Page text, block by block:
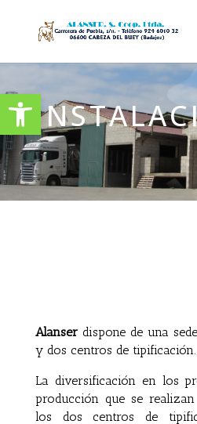
Abrir barra de herramientas
Alanserdispone de una
y dos centros de tipificación.
La diversificación en los
producción que se
los dos centros de